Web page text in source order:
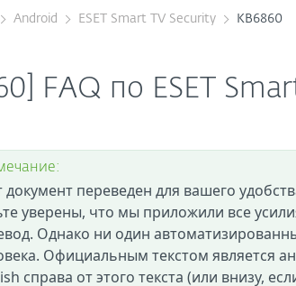
Android ESET Smart TV Security KB6860
FAQ по ESET
документ переведен для вашего
уверены, что мы приложили все
Однако ни один
Официальным текстом является
справа от этого текста (или внизу,